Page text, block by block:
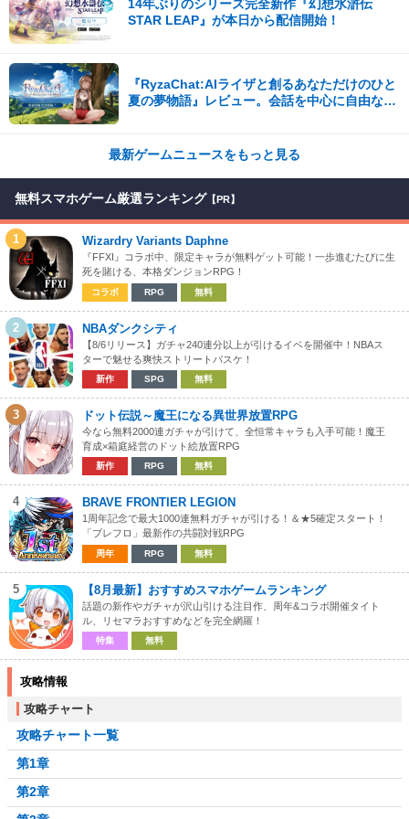
14年ぶりのシリーズ完全新作『幻想水滸伝
STAR LEAP』が本日から配信開始！
『RyzaChat:AIライザと創るあなただけのひと
夏の夢物語』レビュー。会話を中心に自由な冒
最新ゲームニュースをもっと見る
無料スマホゲーム厳選ランキング 【PR】
1 Wizardry Variants Daphne
『FFXI』コラボ中、限定キャラが無料ゲット可能！一歩進むたびに生
死を賭ける、本格ダンジョンRPG！
コラボ RPG 無料
2 NBAダンクシティ
【8/6リリース】ガチャ240連分以上が引けるイベを開催中！NBAス
ターで魅せる爽快ストリートバスケ！
新作 SPG 無料
3 ドット伝説～魔王になる異世界放置RPG
今なら無料2000連ガチャが引けて、全恒常キャラも入手可能！魔王
育成×箱庭経営のドット絵放置RPG
新作 RPG 無料
4 BRAVE FRONTIER LEGION
1周年記念で最大1000連無料ガチャが引ける！＆★5確定スタート！
「ブレフロ」最新作の共闘対戦RPG
周年 RPG 無料
5 【8月最新】おすすめスマホゲームランキング
話題の新作やガチャが沢山引ける注目作、周年&コラボ開催タイト
ル、リセマラおすすめなどを完全網羅！
特集 無料
攻略情報
攻略チャート
攻略チャート一覧
第1章
第2章